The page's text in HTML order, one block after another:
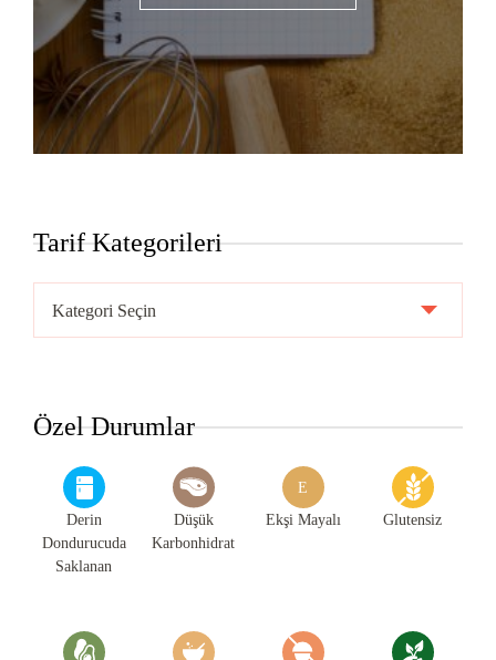
Tarif Kategorileri
Kategorileri
Özel Durumlar
Derin
Dondurucuda
Saklanan
Düşük
Karbonhidrat
E
Ekşi Mayalı Glutensiz